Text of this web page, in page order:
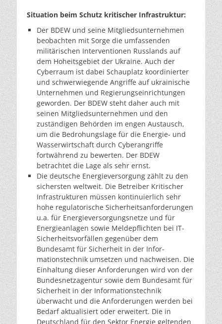
Situation beim Schutz kritischer Infrastruktur:
Der BDEW und seine Mitgliedsunternehmen
beobachten mit Sorge die umfassenden
militärischen Interventionen Russlands auf
dem Hoheitsgebiet der Ukraine. Auch der
Cyberraum ist dabei Schauplatz koordinierter
und schwerwiegende Angriffe auf ukrainische
Unternehmen und Regierungseinrichtungen
geworden. Der BDEW steht daher auch mit
seinen Mitgliedsunternehmen und den
zuständigen Behörden im engen Austausch,
um die Bedrohungslage für die Energie- und
Wasserwirtschaft durch Cyberangriffe
fortwährend zu bewerten. Der BDEW
betrachtet die Lage als sehr ernst.
Die deutsche Energieversorgung zählt zu den
sichersten weltweit. Die Betreiber Kritischer
Infrastrukturen müssen kontinuierlich sehr
hohe regulatorische Sicherheitsanforderungen
u.a. für Energieversorgungsnetze und für
Energieanlagen sowie Meldepflichten bei IT-
Sicherheitsvorfällen gegenüber dem
Bundesamt für Sicherheit in der Infor-
mationstechnik umsetzen und nachweisen. Die
Einhaltung dieser Anforderungen wird von der
Bundesnetzagentur sowie dem Bundesamt für
Sicherheit in der Informationstechnik
überwacht und die Anforderungen werden bei
Bedarf aktualisiert oder erweitert. Die in
Deutschland für den Sektor Energie geltenden